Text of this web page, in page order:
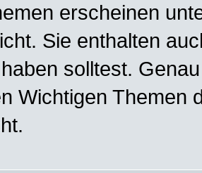
erscheinen
Sie enthalten
solltest.
Wichtigen Themen